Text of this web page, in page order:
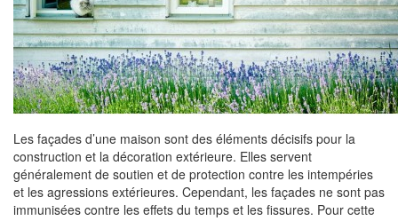
Les façades d’une maison sont des éléments décisifs pour la
construction et la décoration extérieure. Elles servent
généralement de soutien et de protection contre les intempéries
et les agressions extérieures. Cependant, les façades ne sont pas
immunisées contre les effets du temps et les fissures. Pour cette